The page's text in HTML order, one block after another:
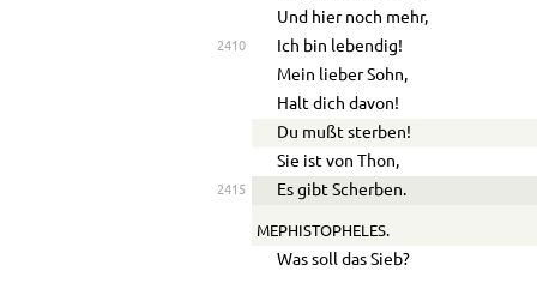
Und hier noch mehr,
2410
Ich bin lebendig!
Mein lieber Sohn,
Halt dich davon!
Du mußt sterben!
Sie ist von Thon,
2415 Es gibt Scherben.
MEPHISTOPHELES.
Was soll das Sieb?